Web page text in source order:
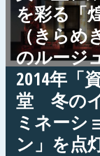
を彩る「
（きらめ
のルージ
2014年「
堂 冬の
ミネーシ
ン」を点